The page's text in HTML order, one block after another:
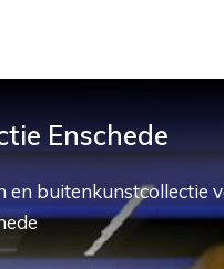
Enschede
en buitenkunstcollectie